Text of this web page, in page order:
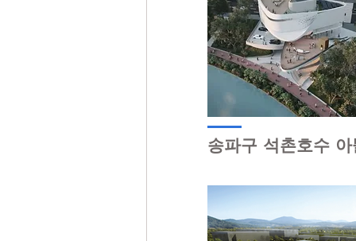
송파구 석촌호수